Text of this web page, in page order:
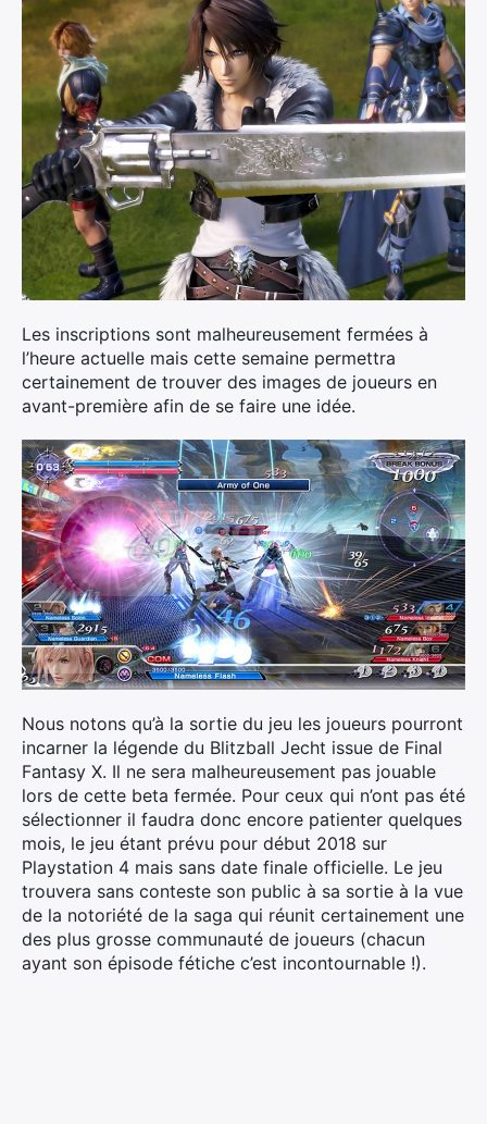
Les inscriptions sont malheureusement fermées à
l’heure actuelle mais cette semaine permettra
certainement de trouver des images de joueurs en
avant-première afin de se faire une idée.
Nous notons qu’à la sortie du jeu les joueurs pourront
incarner la légende du Blitzball Jecht issue de Final
Fantasy X. Il ne sera malheureusement pas jouable
lors de cette beta fermée. Pour ceux qui n’ont pas été
sélectionner il faudra donc encore patienter quelques
mois, le jeu étant prévu pour début 2018 sur
Playstation 4 mais sans date finale officielle. Le jeu
trouvera sans conteste son public à sa sortie à la vue
de la notoriété de la saga qui réunit certainement une
des plus grosse communauté de joueurs (chacun
ayant son épisode fétiche c’est incontournable !).